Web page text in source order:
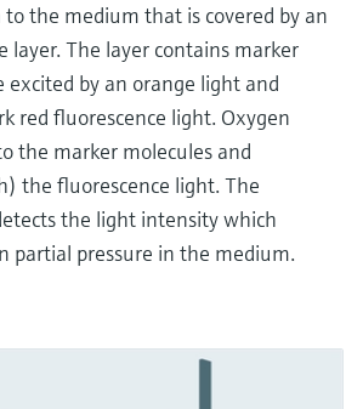
the medium that is covered by an
layer. The layer contains marker
excited by an orange light and
red fluorescence light. Oxygen
the marker molecules and
the fluorescence light. The
the light intensity which
partial pressure in the medium.